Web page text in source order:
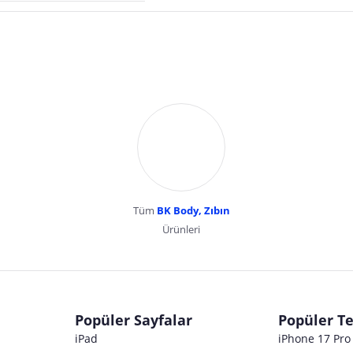
Tüm BK Body, Zıbın
Ürünleri
Popüler Sayfalar
iPad
Popüler
iPhone 17